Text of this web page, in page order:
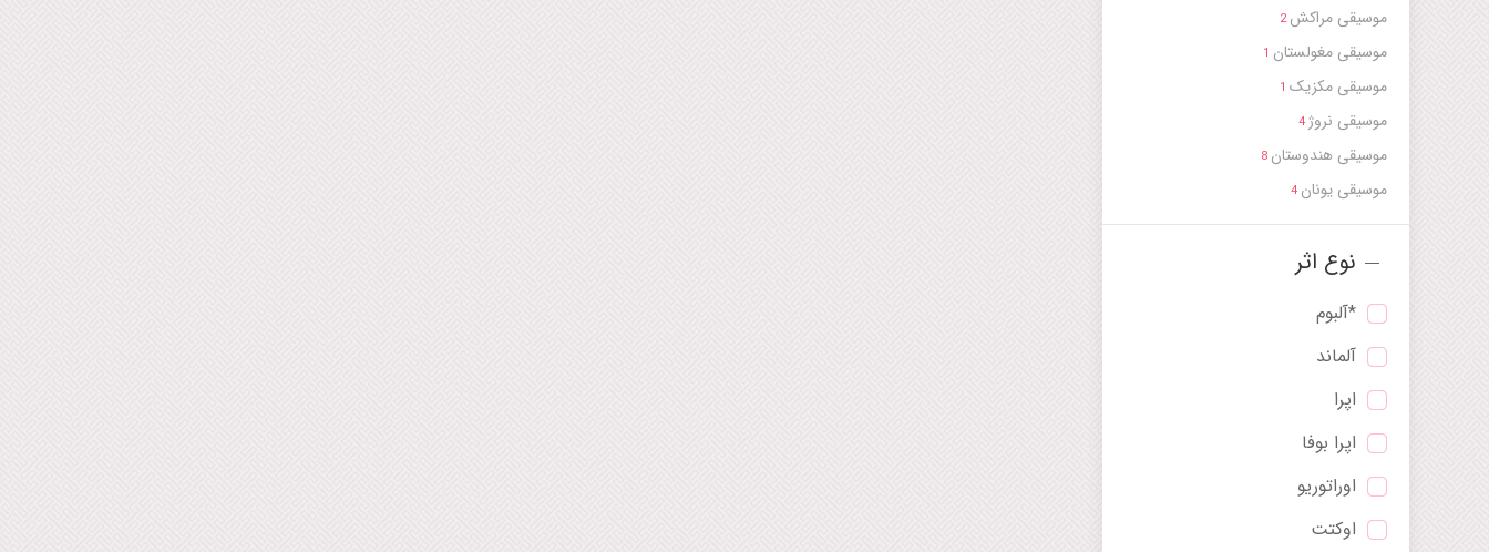
موسیقی مراکش2
موسیقی مغولستان
موسیقی مکزیک
موسیقی نروژ
موسیقی هندوستان
موسیقی یونان
نوع اثر
*آلبوم
آلماند
اپرا
اپرا بوفا
اوراتوریو
اوکتت